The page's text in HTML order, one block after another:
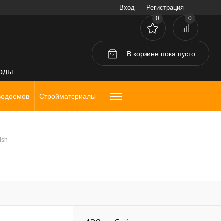
Вход Регистрация
0 0
В корзине пока пусто
Стройматериалы